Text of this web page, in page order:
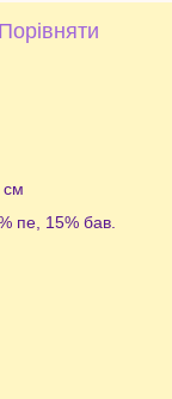
Порівняти
см
пе, 15% бав.